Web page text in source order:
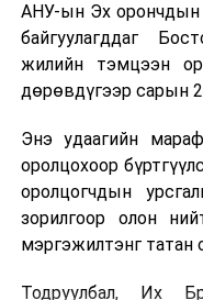
АНУ-ын Эх орончдын
байгуулагддаг
жилийн тэмцээн
дөрөвдүгээр сарын
Энэ удаагийн
оролцохоор
оролцогчдын
зорилгоор олон
мэргэжилтэнг татан
Тодруулбал, Их